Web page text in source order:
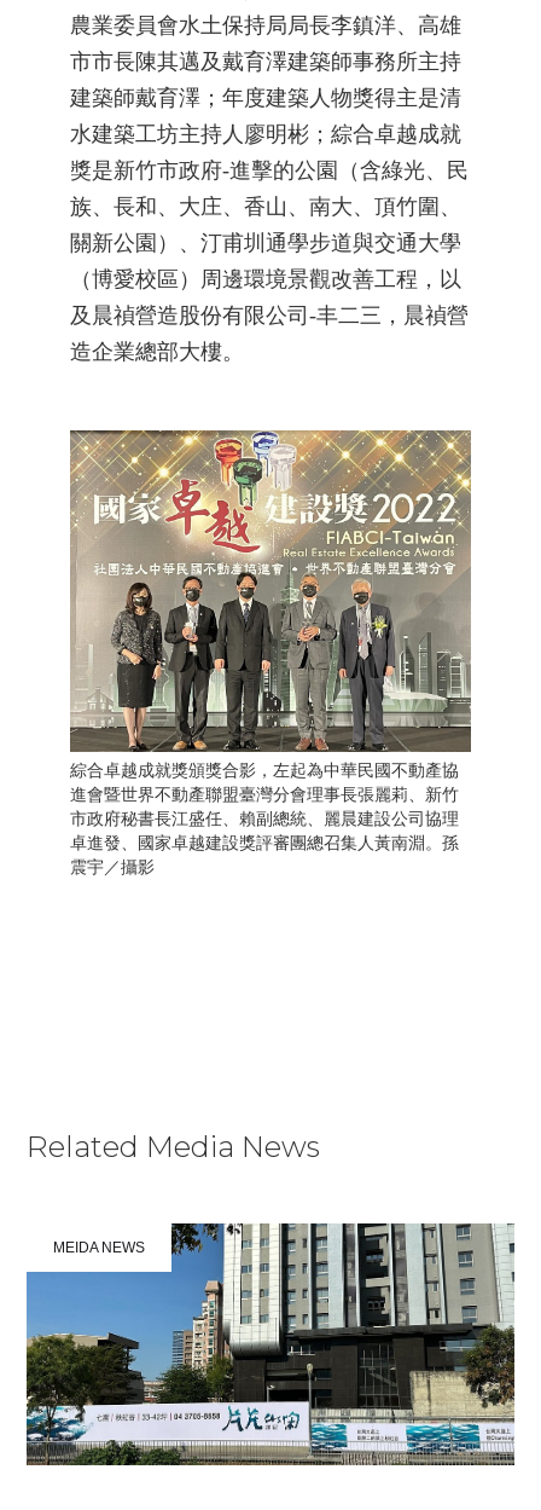
農業委員會水土保持局局長李鎮洋、高雄
市市長陳其邁及戴育澤建築師事務所主持
建築師戴育澤；年度建築人物獎得主是清
水建築工坊主持人廖明彬；綜合卓越成就
獎是新竹市政府-進擊的公園（含綠光、民
族、長和、大庄、香山、南大、頂竹圍、
關新公園）、汀甫圳通學步道與交通大學
（博愛校區）周邊環境景觀改善工程，以
及晨禎營造股份有限公司-丰二三，晨禎營
造企業總部大樓。
綜合卓越成就獎頒獎合影，左起為中華民國不動產協
進會暨世界不動產聯盟臺灣分會理事長張麗莉、新竹
市政府秘書長江盛任、賴副總統、麗晨建設公司協理
卓進發、國家卓越建設獎評審團總召集人黃南淵。孫
震宇／攝影
Related Media News
MEIDA NEWS